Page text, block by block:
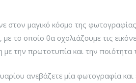
στον μαγικό κόσμο της
το οποίο θα σχολιάζουμε τις
την πρωτοτυπία και την ποιότητα
ανεβάζετε μία φωτογραφία